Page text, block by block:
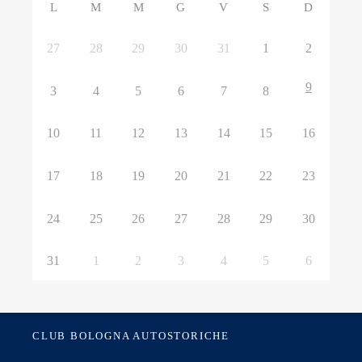
L M M G V S D
27 28 29 30 31 1 2
3 4 5 6 7 8 9
10 11 12 13 14 15 16
17 18 19 20 21 22 23
24 25 26 27 28 29 30
31 1 2 3 4 5 6
CLUB BOLOGNA AUTOSTORICHE